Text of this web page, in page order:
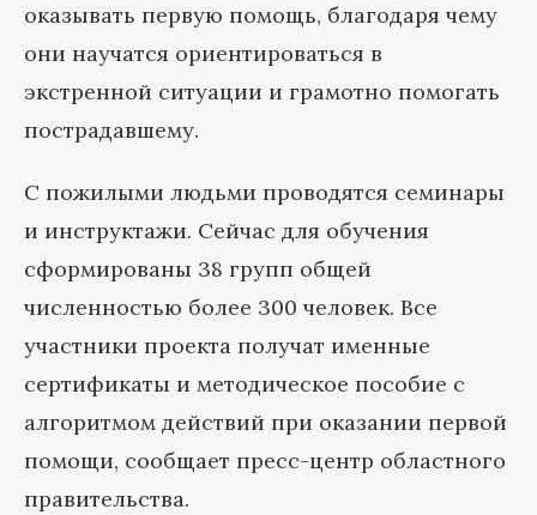
оказывать первую помощь, благодаря чему
они научатся ориентироваться в
экстренной ситуации и грамотно помогать
пострадавшему.
С пожилыми людьми проводятся семинары
и инструктажи. Сейчас для обучения
сформированы 38 групп общей
численностью более 300 человек. Все
участники проекта получат именные
сертификаты и методическое пособие с
алгоритмом действий при оказании первой
помощи, сообщает пресс-центр областного
правительства.